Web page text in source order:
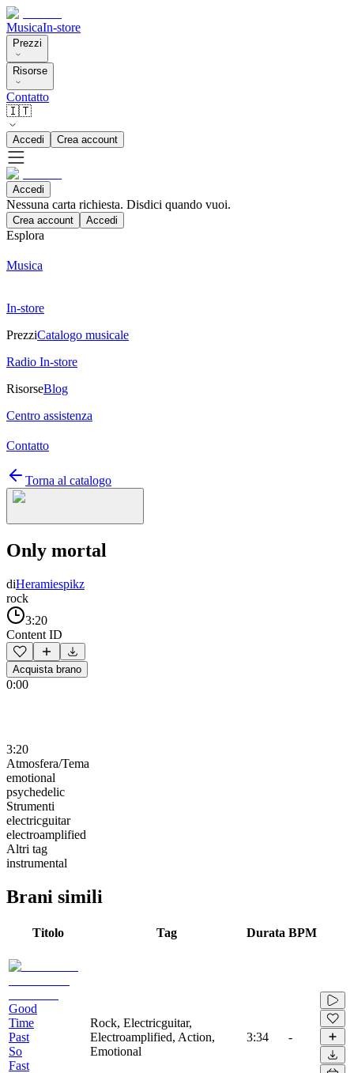
MusicaIn-store
Prezzi
Risorse
Contatto
🇮🇹
Accedi Crea account
Accedi
Nessuna carta richiesta. Disdici quando vuoi.
Crea account Accedi
Esplora
Musica
In-store
PrezziCatalogo musicale
Radio In-store
RisorseBlog
Centro assistenza
Contatto
Torna al catalogo
Only mortal
diHeramiespikz
rock
3:20
Content ID
Acquista brano
0:00
3:20
Atmosfera/Tema
emotional
psychedelic
Strumenti
electricguitar
electroamplified
Altri tag
instrumental
Brani simili
Titolo Tag Durata BPM
Good
Time
Past
So
Fast
Rock, Electricguitar,
Electroamplified, Action,
Emotional
3:34 -